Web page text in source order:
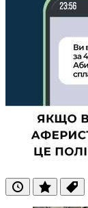
ОстанніПопулярні
Теги